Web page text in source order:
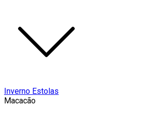
Inverno Estolas
Macacão